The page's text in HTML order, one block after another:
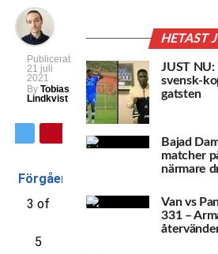
Publicerat
21 juli
2021
By Tobias
Lindkvist
Förgående
3 of
5
HETAST
JUST NU:
svensk-
gatsten
Bajad
matcher
närmare
Van vs
331 –